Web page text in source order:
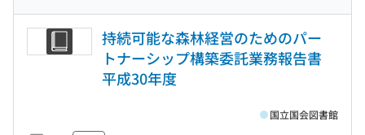
持続可能な森林経営のためのパー
トナーシップ構築委託業務報告書
平成30年度
国立国会図書館